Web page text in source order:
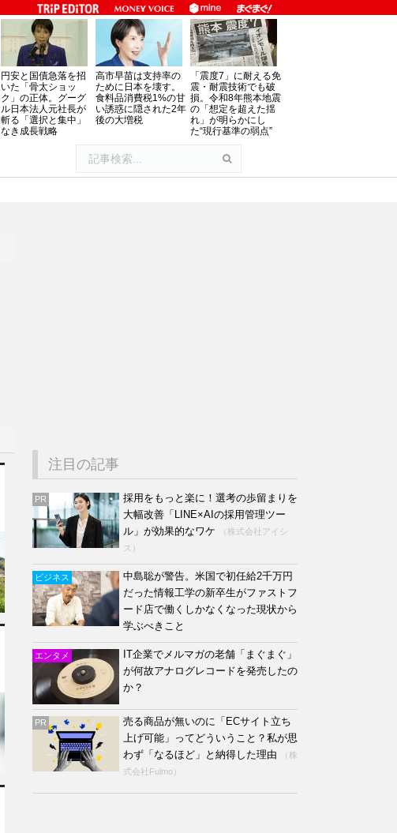
円安と国債急落を招
いた「骨太ショッ
ク」の正体。グーグ
ル日本法人元社長が
斬る「選択と集中」
なき成長戦略
高市早苗は支持率の
ために日本を壊す。
食料品消費税1%の甘
い誘惑に隠された2年
後の大増税
「震度7」に耐える免
震・耐震技術でも破
損。令和8年熊本地震
の「想定を超えた揺
れ」が明らかにし
た“現行基準の弱点”
注目の記事
PR
採用をもっと楽に！選考の歩留まりを
大幅改善「LINE×AIの採用管理ツー
ル」が効果的なワケ
（株式会社アイシ
ス）
ビジネス
中島聡が警告。米国で初任給2千万円
だった情報工学の新卒生がファストフ
ード店で働くしかなくなった現状から
学ぶべきこと
エンタメ
IT企業でメルマガの老舗「まぐまぐ」
が何故アナログレコードを発売したの
か？
PR
売る商品が無いのに「ECサイト立ち
上げ可能」ってどういうこと？私が思
わず「なるほど」と納得した理由
（株
式会社Fulmo）